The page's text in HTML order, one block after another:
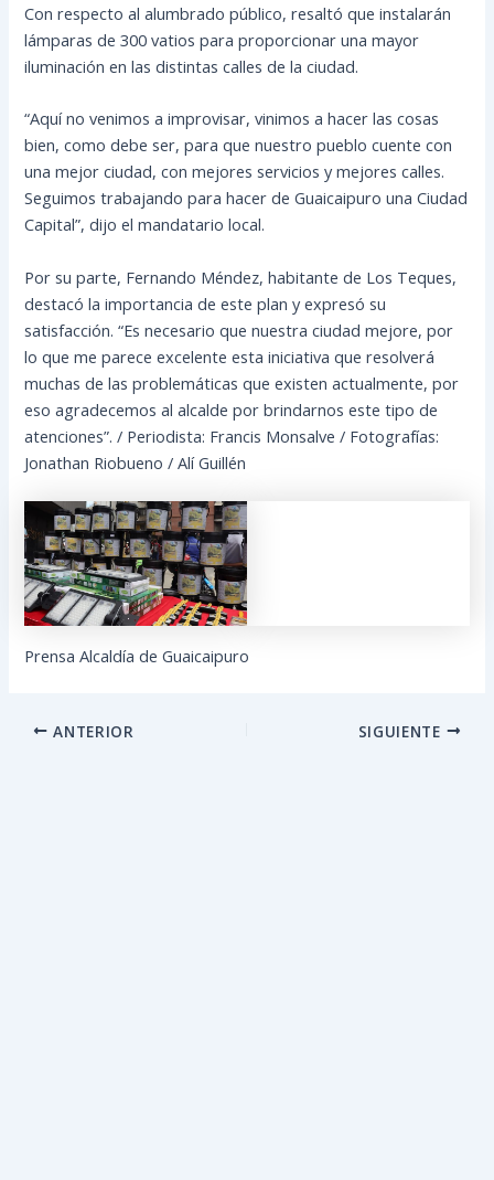
Con respecto al alumbrado público, resaltó que instalarán
lámparas de 300 vatios para proporcionar una mayor
iluminación en las distintas calles de la ciudad.
“Aquí no venimos a improvisar, vinimos a hacer las cosas
bien, como debe ser, para que nuestro pueblo cuente con
una mejor ciudad, con mejores servicios y mejores calles.
Seguimos trabajando para hacer de Guaicaipuro una Ciudad
Capital”, dijo el mandatario local.
Por su parte, Fernando Méndez, habitante de Los Teques,
destacó la importancia de este plan y expresó su
satisfacción. “Es necesario que nuestra ciudad mejore, por
lo que me parece excelente esta iniciativa que resolverá
muchas de las problemáticas que existen actualmente, por
eso agradecemos al alcalde por brindarnos este tipo de
atenciones”. / Periodista: Francis Monsalve / Fotografías:
Jonathan Riobueno / Alí Guillén
Prensa Alcaldía de Guaicaipuro
ANTERIOR SIGUIENTE